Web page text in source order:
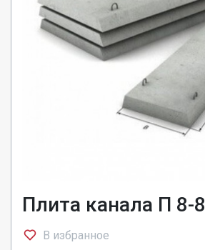
Плита канала П 8-8
В избранное